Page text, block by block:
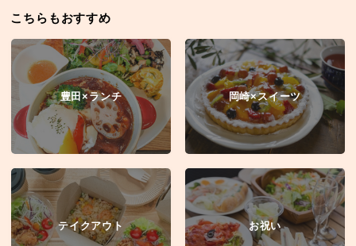
こちらもおすすめ
豊田×ランチ 岡崎×スイーツ
テイクアウト お祝い